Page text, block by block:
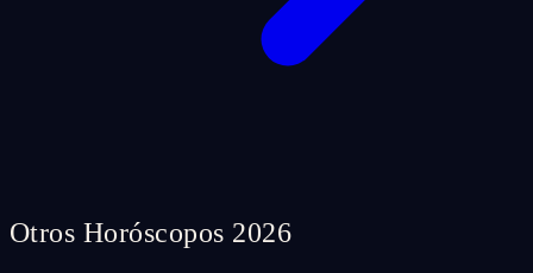
Otros Horóscopos 2026